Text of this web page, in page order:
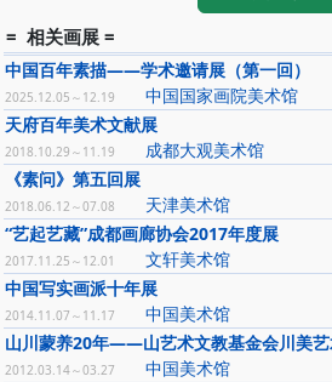
= 相关画展 =
中国百年素描——学术邀请展（第一回）
2025.12.05～12.19
中国国家画院美术馆
天府百年美术文献展
2018.10.29～11.19
成都大观美术馆
《素问》第五回展
2018.06.12～07.08
天津美术馆
“艺起艺藏”成都画廊协会2017年度展
2017.11.25～12.01
文轩美术馆
中国写实画派十年展
2014.11.07～11.17
中国美术馆
山川蒙养20年——山艺术文教基金会川美
2012.03.14～03.27
中国美术馆